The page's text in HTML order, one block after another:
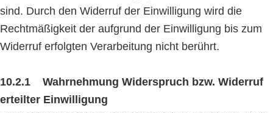
sind. Durch den Widerruf der Einwilligung wird die
Rechtmäßigkeit der aufgrund der Einwilligung bis zum
Widerruf erfolgten Verarbeitung nicht berührt.
10.2.1 Wahrnehmung Widerspruch bzw. Widerruf
erteilter Einwilligung